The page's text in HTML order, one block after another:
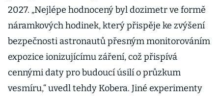
2027. „Nejlépe hodnocený byl dozimetr ve formě
náramkových hodinek, který přispěje ke zvýšení
bezpečnosti astronautů přesným monitorováním
expozice ionizujícímu záření, což přispívá
cennými daty pro budoucí úsilí o průzkum
vesmíru,“ uvedl tehdy Kobera. Jiné experimenty